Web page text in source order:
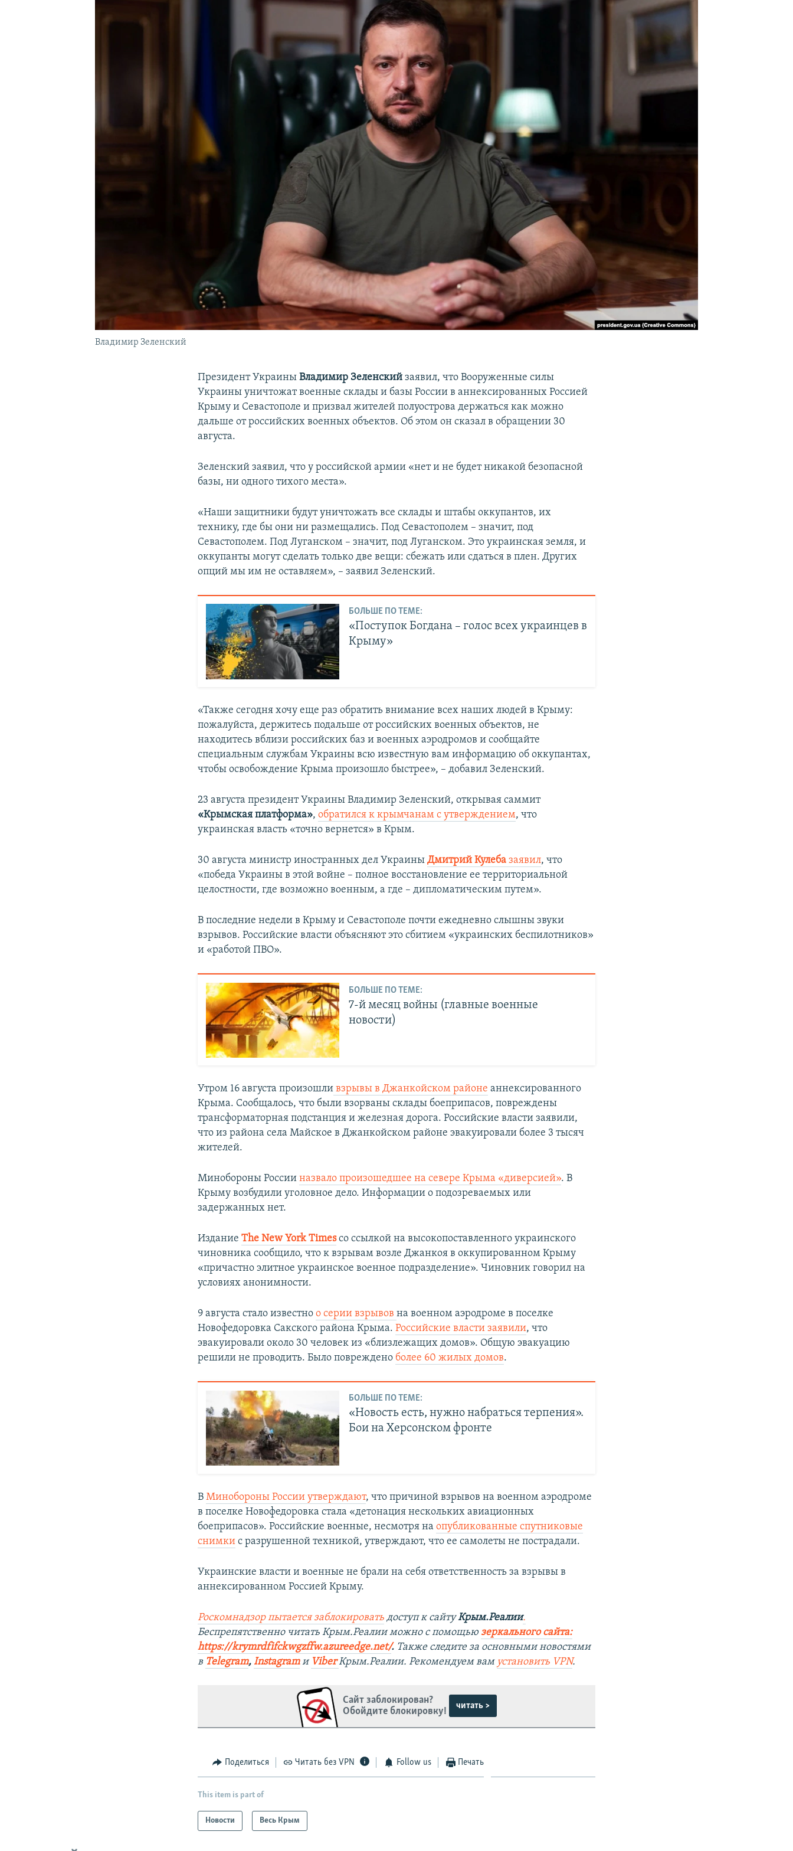
Владимир Зеленский
Президент УкраиныВладимир Зеленскийзаявил, что Вооруженные силы
Украины уничтожат военные склады и базы России в аннексированных Россией
Крыму и Севастополе и призвал жителей полуострова держаться как можно
дальше от российских военных объектов. Об этом он сказал в обращении 30
августа.
Зеленский заявил, что у российской армии «нет и не будет никакой безопасной
базы, ни одного тихого места».
«Наши защитники будут уничтожать все склады и штабы оккупантов, их
технику, где бы они ни размещались. Под Севастополем – значит, под
Севастополем. Под Луганском – значит, под Луганском. Это украинская земля, и
оккупанты могут сделать только две вещи: сбежать или сдаться в плен. Других
опций мы им не оставляем», – заявил Зеленский.
БОЛЬШЕ ПО ТЕМЕ:
«Поступок Богдана – голос всех украинцев в
Крыму»
«Также сегодня хочу еще раз обратить внимание всех наших людей в Крыму:
пожалуйста, держитесь подальше от российских военных объектов, не
находитесь вблизи российских баз и военных аэродромов и сообщайте
специальным службам Украины всю известную вам информацию об оккупантах,
чтобы освобождение Крыма произошло быстрее», – добавил Зеленский.
23 августа президент Украины Владимир Зеленский, открывая саммит
«Крымская платформа»,обратился к крымчанам с утверждением, что
украинская власть «точно вернется» в Крым.
30 августа министр иностранных дел УкраиныДмитрий Кулеба заявил, что
«победа Украины в этой войне – полное восстановление ее территориальной
целостности, где возможно военным, а где – дипломатическим путем».
В последние недели в Крыму и Севастополе почти ежедневно слышны звуки
взрывов. Российские власти объясняют это сбитием «украинских беспилотников»
и «работой ПВО».
БОЛЬШЕ ПО ТЕМЕ:
7-й месяц войны (главные военные
новости)
Утром 16 августа произошли взрывы в Джанкойском районе аннексированного
Крыма. Сообщалось, что были взорваны склады боеприпасов, повреждены
трансформаторная подстанция и железная дорога. Российские власти заявили,
что из района села Майское в Джанкойском районе эвакуировали более 3 тысяч
жителей.
Минобороны Россииназвало произошедшее на севере Крыма «диверсией». В
Крыму возбудили уголовное дело. Информации о подозреваемых или
задержанных нет.
ИзданиеThe New York Timesсо ссылкой на высокопоставленного украинского
чиновника сообщило, что к взрывам возле Джанкоя в оккупированном Крыму
«причастно элитное украинское военное подразделение». Чиновник говорил на
условиях анонимности.
9 августа стало известноо серии взрывовна военном аэродроме в поселке
Новофедоровка Сакского района Крыма.Российские власти заявили, что
эвакуировали около 30 человек из «близлежащих домов». Общую эвакуацию
решили не проводить. Было повреждено более 60 жилых домов.
БОЛЬШЕ ПО ТЕМЕ:
«Новость есть, нужно набраться терпения».
Бои на Херсонском фронте
ВМинобороны России утверждают, что причиной взрывов на военном аэродроме
в поселке Новофедоровка стала «детонация нескольких авиационных
боеприпасов». Российские военные, несмотря наопубликованные спутниковые
снимки с разрушенной техникой, утверждают, что ее самолеты не пострадали.
Украинские власти и военные не брали на себя ответственность за взрывы в
аннексированном Россией Крыму.
Роскомнадзор пытается заблокировать доступ к сайтуКрым.Реалии.
Беспрепятственно читать Крым.Реалии можно с помощьюзеркального сайта:
https://krymrdfifckwgzffw.azureedge.net/. ​ Также следите за основными новостями
в Telegram, Instagram и ViberКрым.Реалии. Рекомендуем вам установить VPN.
Сайт заблокирован?
Обойдите блокировку!
читать >
Поделиться Читать без VPN Follow us Печать
This item is part of
Новости Весь Крым